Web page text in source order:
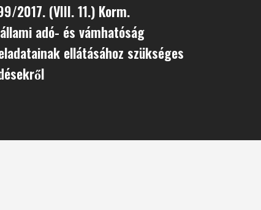
2017. (VIII. 11.) Korm.
adó- és vámhatóság
ellátásához szükséges